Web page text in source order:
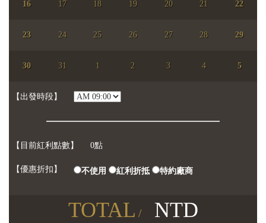
【出發時段】
【目前紅利點數】 0點
【優惠折扣】 不使用 紅利折抵 特約廠商
TOTAL / NTD
16 17 18 19 20 21 22
23 24 25 26 27 28 29
30 31 1 2 3 4 5